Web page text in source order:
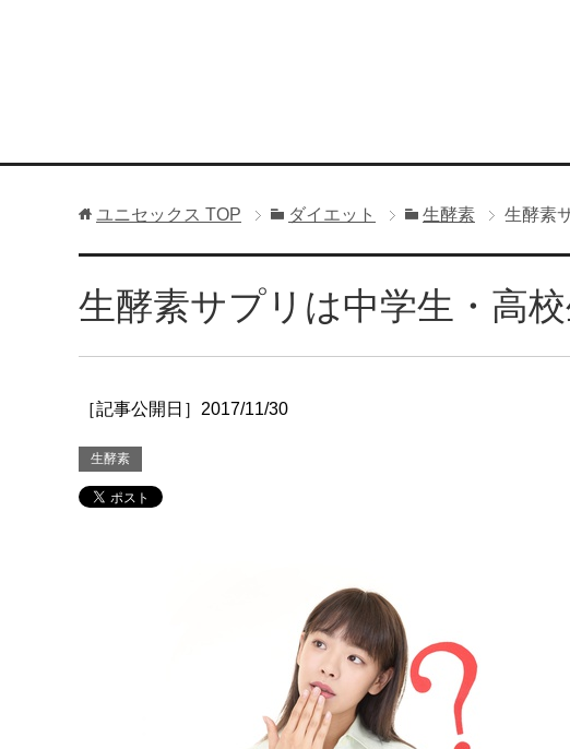
ユニセックス TOP ダイエット 生酵素 生酵素
生酵素サプリは中学生・高
［記事公開日］2017/11/30
生酵素